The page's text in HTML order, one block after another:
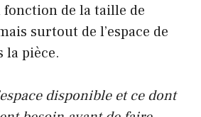
de la taille de
surtout de l’espace de
la pièce.
disponible et ce dont